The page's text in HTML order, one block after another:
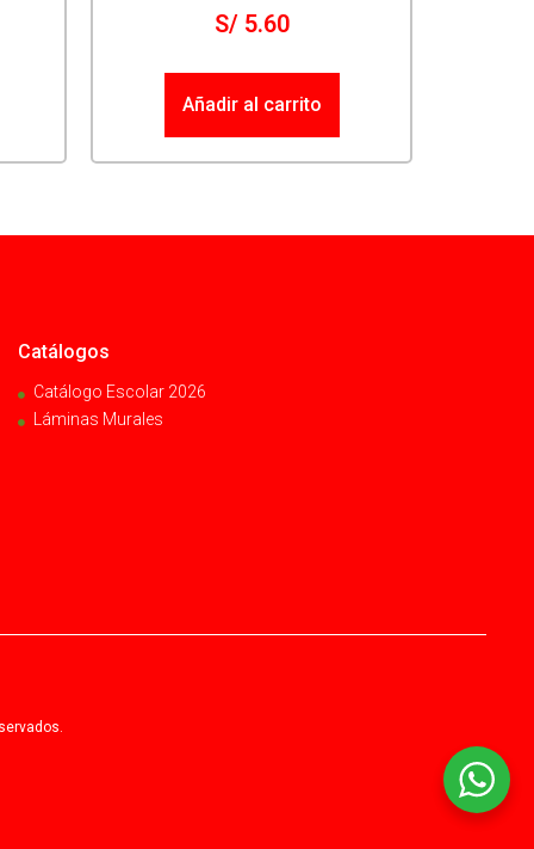
S/5.60
Añadir al carrito
Catálogos
Catálogo Escolar 2026
Láminas Murales